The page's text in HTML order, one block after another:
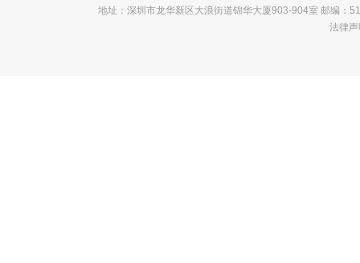
地址：深圳市龙华新区大浪街道锦华大厦903-904室 邮编
法律